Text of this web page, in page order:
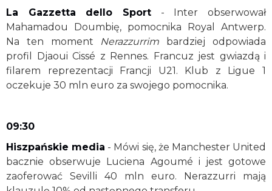
La Gazzetta dello Sport - Inter obserwował
Mahamadou Doumbię, pomocnika Royal Antwerp.
Na ten moment Nerazzurrim bardziej odpowiada
profil Djaoui Cissé z Rennes. Francuz jest gwiazdą i
filarem reprezentacji Francji U21. Klub z Ligue 1
oczekuje 30 mln euro za swojego pomocnika.
09:30
Hiszpańskie media - Mówi się, że Manchester United
bacznie obserwuje Luciena Agoumé i jest gotowe
zaoferować Sevilli 40 mln euro. Nerazzurri mają